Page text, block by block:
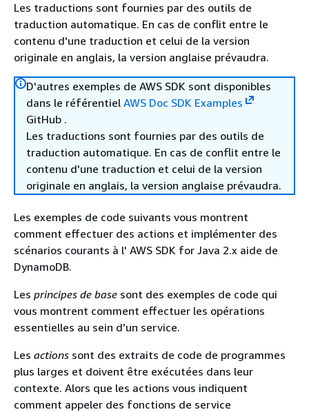
Les traductions sont fournies par des outils de
traduction automatique. En cas de conflit entre le
contenu d'une traduction et celui de la version
originale en anglais, la version anglaise prévaudra.
D'autres exemples de AWS SDK sont disponibles
dans le référentiel AWS Doc SDK Examples
GitHub .
Les traductions sont fournies par des outils de
traduction automatique. En cas de conflit entre le
contenu d'une traduction et celui de la version
originale en anglais, la version anglaise prévaudra.
Les exemples de code suivants vous montrent
comment effectuer des actions et implémenter des
scénarios courants à l' AWS SDK for Java 2.x aide de
DynamoDB.
Les principes de base sont des exemples de code qui
vous montrent comment effectuer les opérations
essentielles au sein d’un service.
Les actions sont des extraits de code de programmes
plus larges et doivent être exécutées dans leur
contexte. Alors que les actions vous indiquent
comment appeler des fonctions de service